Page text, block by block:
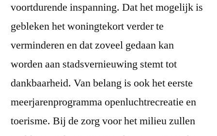
voortdurende inspanning. Dat het mogelijk is
gebleken het woningtekort verder te
verminderen en dat zoveel gedaan kan
worden aan stadsvernieuwing stemt tot
dankbaarheid. Van belang is ook het eerste
meerjarenprogramma openluchtrecreatie en
toerisme. Bij de zorg voor het milieu zullen